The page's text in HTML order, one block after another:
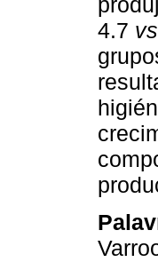
4.7 vs